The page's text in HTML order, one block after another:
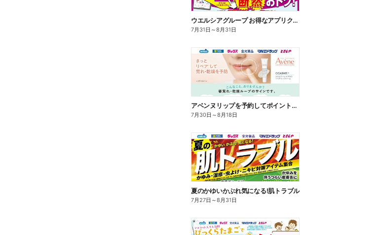
ウエルシアグループ お得なアプリクーポン
7月31日 ～8月31日
アベンヌリップを予約してポイントゲット!
7月30日 ～8月18日
夏のかゆいかぶれ気になる!肌トラブル
7月27日 ～8月31日